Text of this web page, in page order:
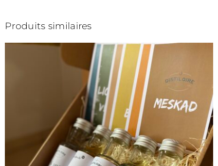
Produits similaires